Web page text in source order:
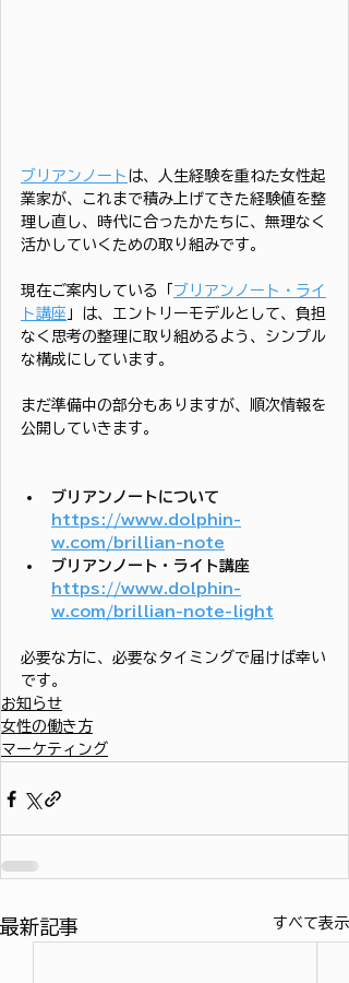
ブリアンノート は、人生経験を重ねた女性起
業家が、これまで積み上げてきた経験値を整
理し直し、時代に合ったかたちに、無理なく
活かしていくための取り組みです。
現在ご案内している「 ブリアンノート・ライ
ト講座 」は、エントリーモデルとして、負担
なく思考の整理に取り組めるよう、シンプル
な構成にしています。
まだ準備中の部分もありますが、順次情報を
公開していきます。
ブリアンノートについて
https://www.dolphin-
w.com/brillian-note
ブリアンノート・ライト講座
https://www.dolphin-
w.com/brillian-note-light
必要な方に、必要なタイミングで届けば幸い
です。
お知らせ
女性の働き方
マーケティング
最新記事 すべて表示